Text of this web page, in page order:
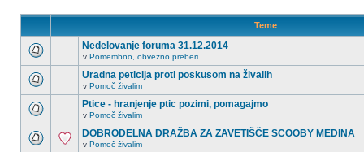
Teme
Nedelovanje foruma 31.12.2014
v Pomembno, obvezno preberi
Uradna peticija proti poskusom na živalih
v Pomoč živalim
Ptice - hranjenje ptic pozimi, pomagajmo
v Pomoč živalim
DOBRODELNA DRAŽBA ZA ZAVETIŠČE SCOOBY MEDINA
v Pomoč živalim